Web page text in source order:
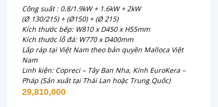
Công suất : 0.8/1.9kW + 1.6kW + 2kW
(Ø 130/215) + (Ø150) + (Ø 215)
Kích thước bếp: W810 x D450 x H55mm
Kích thước lỗ đá: W770 x D400mm
Lắp ráp tại Việt Nam theo bản quyền Malloca Việt
Nam
Linh kiện: Copreci – Tây Ban Nha, Kính EuroKera –
Pháp (Sản xuất tại Thái Lan hoặc Trung Quốc)
29,810,000